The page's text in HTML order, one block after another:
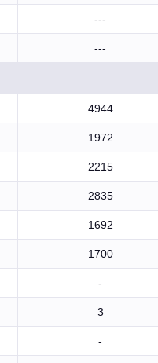
---
---
4944
1972
2215
2835
1692
1700
-
3
-